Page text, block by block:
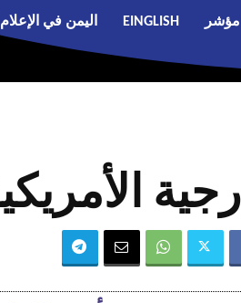
مؤشر EINGLISH اليمن في